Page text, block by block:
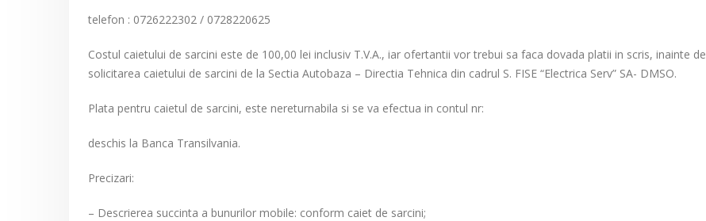
telefon : 0726222302 / 0728220625
Costul caietului de sarcini este de 100,00 lei inclusiv T.V.A., iar ofertantii vor trebui sa faca dovada platii in scris, inainte de
solicitarea caietului de sarcini de la Sectia Autobaza – Directia Tehnica din cadrul S. FISE “Electrica Serv” SA- DMSO.
Plata pentru caietul de sarcini, este nereturnabila si se va efectua in contul nr:
deschis la Banca Transilvania.
Precizari:
– Descrierea succinta a bunurilor mobile: conform caiet de sarcini;